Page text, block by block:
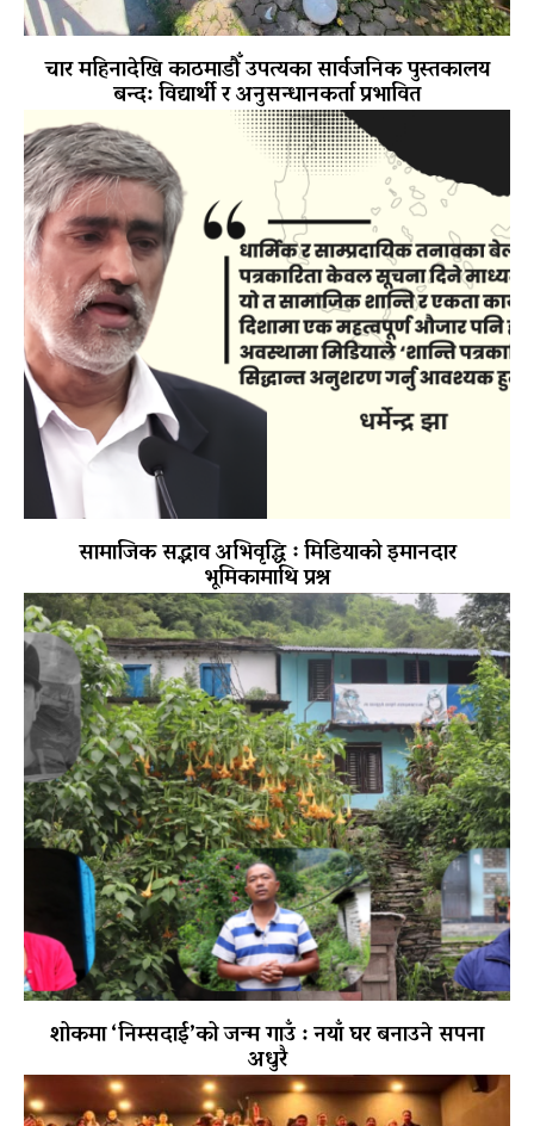
चार महिनादेखि काठमाडौँ उपत्यका सार्वजनिक पुस्तकालय
बन्द: विद्यार्थी र अनुसन्धानकर्ता प्रभावित
सामाजिक सद्भाव अभिवृद्धि ः मिडियाको इमानदार
भूमिकामाथि प्रश्न
शोकमा ‘निम्सदाई’को जन्म गाउँ : नयाँ घर बनाउने सपना
अधुरै